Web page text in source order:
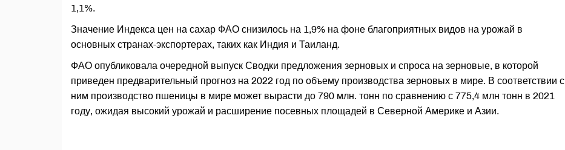
1,1%.
Значение Индекса цен на сахар ФАО снизилось на 1,9% на фоне благоприятных видов на урожай в
основных странах-экспортерах, таких как Индия и Таиланд.
ФАО опубликовала очередной выпуск Сводки предложения зерновых и спроса на зерновые, в которой
приведен предварительный прогноз на 2022 год по объему производства зерновых в мире. В соответствии с
ним производство пшеницы в мире может вырасти до 790 млн. тонн по сравнению с 775,4 млн тонн в 2021
году, ожидая высокий урожай и расширение посевных площадей в Северной Америке и Азии.